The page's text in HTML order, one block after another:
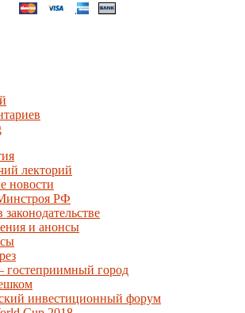
лекторий
новости
РФ
и анонсы
город
инвестиционный форум